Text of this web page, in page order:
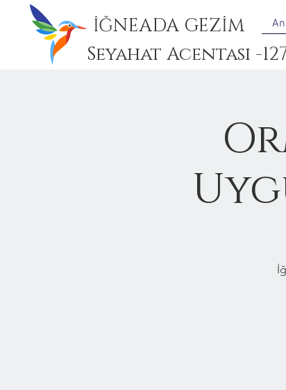
İĞNEADA GEZİM
Seyahat Acentası -